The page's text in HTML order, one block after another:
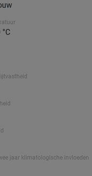
jaar klimatologische invloeden